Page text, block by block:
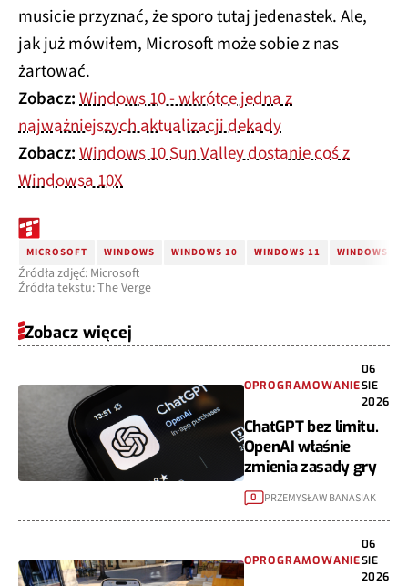
musicie przyznać, że sporo tutaj jedenastek. Ale,
jak już mówiłem, Microsoft może sobie z nas
żartować.
Zobacz:Windows 10 - wkrótce jedna z
najważniejszych aktualizacji dekady
Zobacz:Windows 10 Sun Valley dostanie coś z
Windowsa 10X
MICROSOFT WINDOWS WINDOWS 10 WINDOWS 11 WINDOWS
Źródła zdjęć: Microsoft
Źródła tekstu: The Verge
Zobacz więcej
OPROGRAMOWANIE
06
SIE
2026
ChatGPT bez limitu.
OpenAI właśnie
zmienia zasady gry
0 PRZEMYSŁAW BANASIAK
OPROGRAMOWANIE
06
SIE
2026